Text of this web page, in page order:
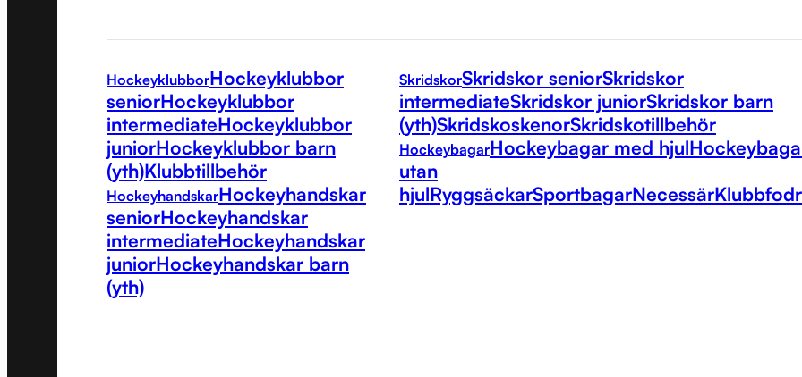
HockeyklubborHockeyklubbor
seniorHockeyklubbor
intermediateHockeyklubbor
juniorHockeyklubbor barn
(yth)Klubbtillbehör
HockeyhandskarHockeyhandskar
seniorHockeyhandskar
intermediateHockeyhandskar
juniorHockeyhandskar barn
(yth)
SkridskorSkridskor seniorSkridskor
intermediateSkridskor juniorSkridskor barn
(yth)SkridskoskenorSkridskotillbehör
HockeybagarHockeybagar med hjul
utan
hjulRyggsäckarSportbagarNecessär